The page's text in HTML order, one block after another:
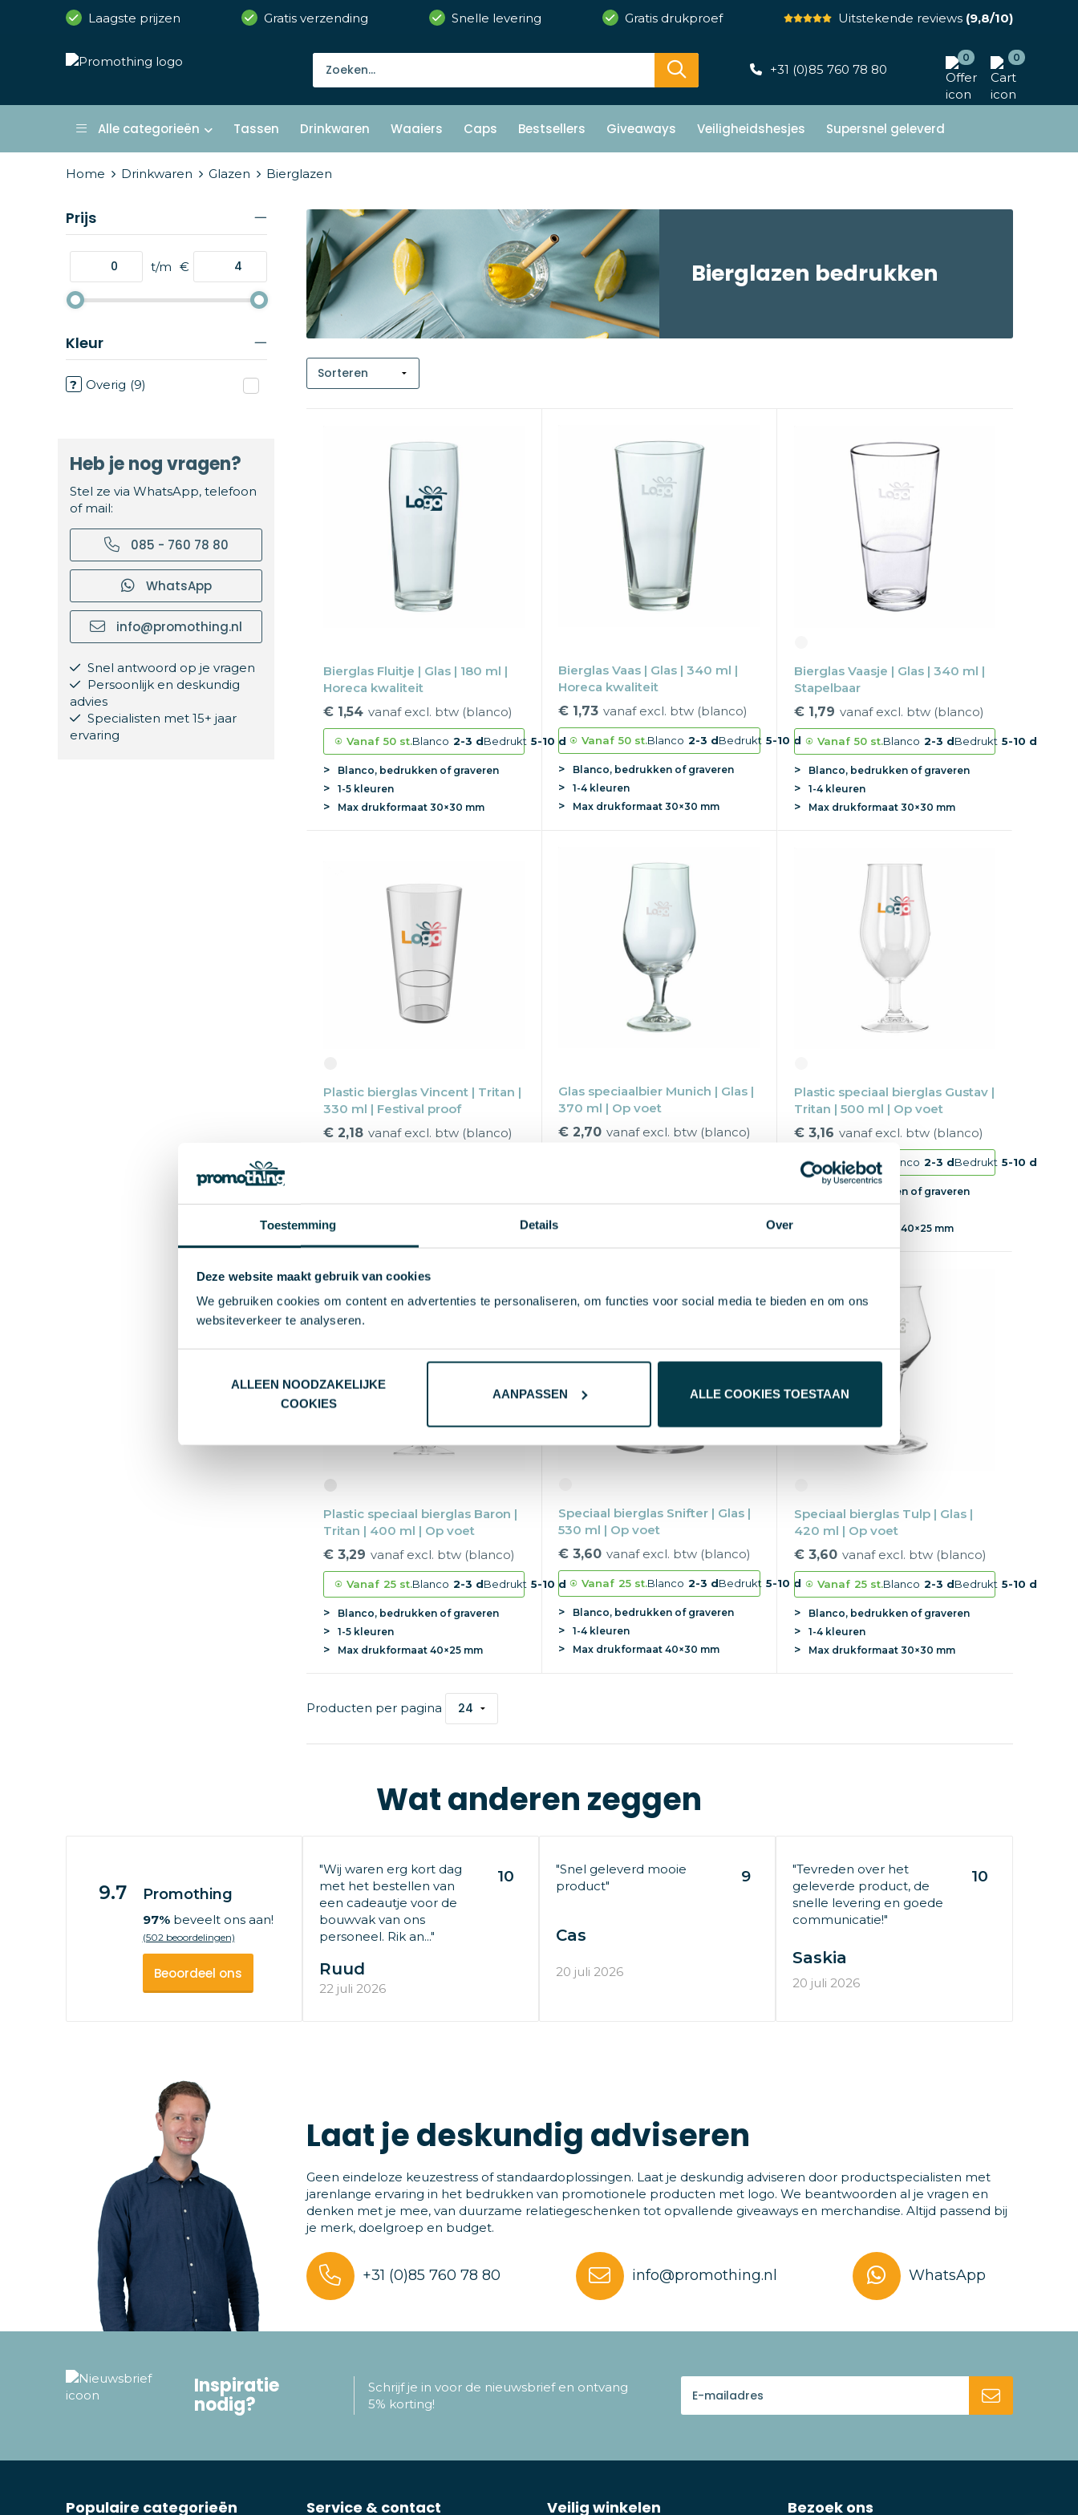
Toestemming Details Over
Deze website maakt gebruik van cookies
We gebruiken cookies om content en advertenties te personaliseren, om functies voor social media te bieden en om ons
websiteverkeer te analyseren.
ALLEEN NOODZAKELIJKE
COOKIES
AANPASSEN ALLE COOKIES TOESTAAN
Laagste prijzen Gratis verzending Snelle levering Gratis drukproef Uitstekende reviews(9,8/10)
+31 (0)85 760 78 80
0 0
Alle categorieën Tassen Drinkwaren Waaiers Caps Bestsellers Giveaways Veiligheidshesjes Supersnel geleverd
Home Drinkwaren Glazen Bierglazen
Prijs
t/m €
Kleur
Overig (9)
Heb je nog vragen?
Stel ze via WhatsApp, telefoon
of mail:
085 - 760 78 80
WhatsApp
info@promothing.nl
Snel antwoord op je vragen
Persoonlijk en deskundig
advies
Specialisten met 15+ jaar
ervaring
Bierglazen bedrukken
Bierglas Fluitje | Glas | 180 ml |
Horeca kwaliteit
€ 1,54 vanaf excl. btw (blanco)
Vanaf 50 st.Blanco 2-3 dBedrukt 5-10 d
Blanco, bedrukken of graveren
1-5 kleuren
Max drukformaat 30×30 mm
Bierglas Vaas | Glas | 340 ml |
Horeca kwaliteit
€ 1,73 vanaf excl. btw (blanco)
Vanaf 50 st.Blanco 2-3 dBedrukt 5-10 d
Blanco, bedrukken of graveren
1-4 kleuren
Max drukformaat30×30 mm
Bierglas Vaasje | Glas | 340 ml |
Stapelbaar
€ 1,79 vanaf excl. btw (blanco)
Vanaf 50 st.Blanco 2-3 dBedrukt 5-10 d
Blanco, bedrukken of graveren
1-4 kleuren
Max drukformaat 30×30 mm
Plastic bierglas Vincent | Tritan |
330 ml | Festival proof
€ 2,18 vanaf excl. btw (blanco)
Glas speciaalbier Munich | Glas |
370 ml | Op voet
€ 2,70 vanaf excl. btw (blanco)
Plastic speciaal bierglas Gustav |
Tritan | 500 ml | Op voet
€ 3,16 vanaf excl. btw (blanco)
Vanaf 25 st. Blanco 2-3 dBedrukt 5-10 d
Blanco, bedrukken of graveren
40×25 mm
Plastic speciaal bierglas Baron |
Tritan | 400 ml | Op voet
€ 3,29 vanaf excl. btw (blanco)
Vanaf 25 st.Blanco 2-3 dBedrukt 5-10 d
Blanco, bedrukken of graveren
1-5 kleuren
Max drukformaat 40×25 mm
Speciaal bierglas Snifter | Glas |
530 ml | Op voet
€ 3,60 vanaf excl. btw (blanco)
Vanaf 25 st.Blanco 2-3 dBedrukt 5-10 d
Blanco, bedrukken of graveren
1-4 kleuren
Max drukformaat40×30 mm
Speciaal bierglas Tulp | Glas |
420 ml | Op voet
€ 3,60 vanaf excl. btw (blanco)
Vanaf 25 st.Blanco 2-3 dBedrukt 5-10 d
Blanco, bedrukken of graveren
1-4 kleuren
Max drukformaat 30×30 mm
Producten per pagina
Wat anderen zeggen
9.7 Promothing
97%beveelt ons aan!
(502 beoordelingen)
Beoordeel ons
"Wij waren erg kort dag
met het bestellen van
een cadeautje voor de
bouwvak van ons
personeel. Rik an..."
10
Ruud
22 juli 2026
"Snel geleverd mooie
product"
9
Cas
20 juli 2026
"Tevreden over het
geleverde product, de
snelle levering en goede
communicatie!"
10
Saskia
20 juli 2026
Laat je deskundig adviseren
Geen eindeloze keuzestress of standaardoplossingen. Laat je deskundig adviseren door productspecialisten met
jarenlange ervaring in het bedrukken van promotionele producten met logo. We beantwoorden al je vragen en
denken met je mee, van duurzame relatiegeschenken tot opvallende giveaways en merchandise. Altijd passend bij
je merk, doelgroep en budget.
+31 (0)85 760 78 80 info@promothing.nl WhatsApp
Inspiratie
nodig?
Schrijf je in voor de nieuwsbrief en ontvang
5% korting!
Populaire categorieën Service & contact Veilig winkelen Bezoek ons